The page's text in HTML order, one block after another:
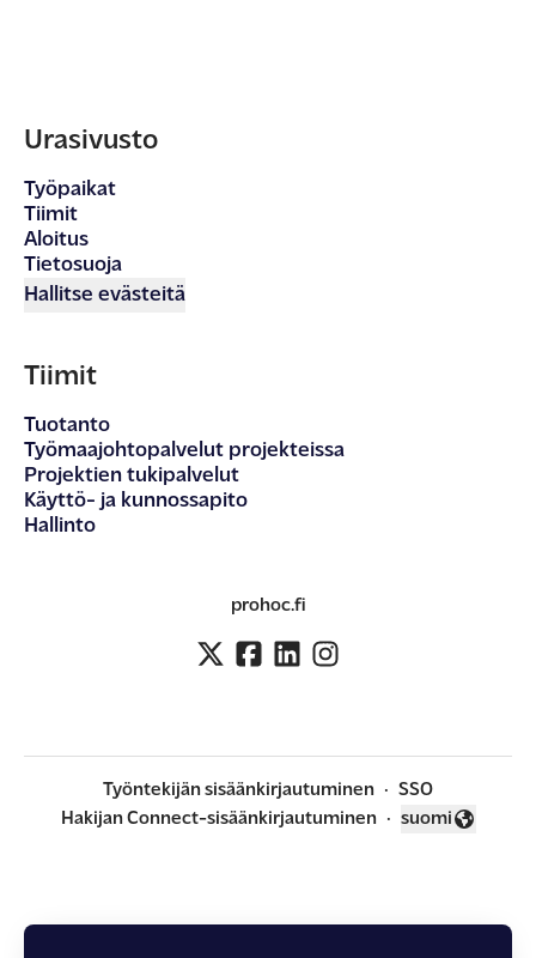
Urasivusto
Työpaikat
Tiimit
Aloitus
Tietosuoja
Hallitse evästeitä
Tiimit
Tuotanto
Työmaajohtopalvelut projekteissa
Projektien tukipalvelut
Käyttö- ja kunnossapito
Hallinto
prohoc.fi
Työntekijän sisäänkirjautuminen · SSO
Hakijan Connect-sisäänkirjautuminen ·
Vaihda kieli
suomi